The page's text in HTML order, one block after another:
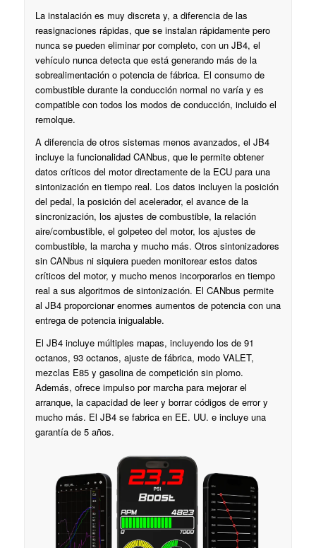
La instalación es muy discreta y, a diferencia de las
reasignaciones rápidas, que se instalan rápidamente pero
nunca se pueden eliminar por completo, con un JB4, el
vehículo nunca detecta que está generando más de la
sobrealimentación o potencia de fábrica. El consumo de
combustible durante la conducción normal no varía y es
compatible con todos los modos de conducción, incluido el
remolque.
A diferencia de otros sistemas menos avanzados, el JB4
incluye la funcionalidad CANbus, que le permite obtener
datos críticos del motor directamente de la ECU para una
sintonización en tiempo real. Los datos incluyen la posición
del pedal, la posición del acelerador, el avance de la
sincronización, los ajustes de combustible, la relación
aire/combustible, el golpeteo del motor, los ajustes de
combustible, la marcha y mucho más. Otros sintonizadores
sin CANbus ni siquiera pueden monitorear estos datos
críticos del motor, y mucho menos incorporarlos en tiempo
real a sus algoritmos de sintonización. El CANbus permite
al JB4 proporcionar enormes aumentos de potencia con una
entrega de potencia inigualable.
El JB4 incluye múltiples mapas, incluyendo los de 91
octanos, 93 octanos, ajuste de fábrica, modo VALET,
mezclas E85 y gasolina de competición sin plomo.
Además, ofrece impulso por marcha para mejorar el
arranque, la capacidad de leer y borrar códigos de error y
mucho más. El JB4 se fabrica en EE. UU. e incluye una
garantía de 5 años.